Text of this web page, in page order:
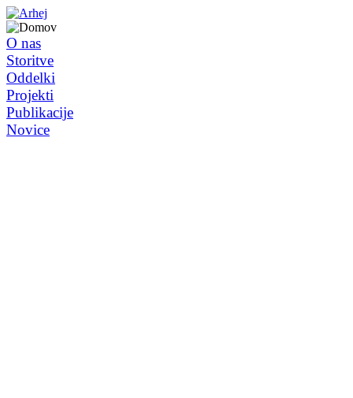
O nas
Storitve
Oddelki
Projekti
Publikacije
Novice